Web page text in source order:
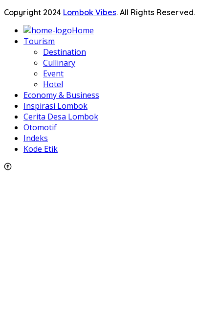
Copyright 2024 Lombok Vibes. All Rights Reserved.
Home
Tourism
Destination
Cullinary
Event
Hotel
Economy & Business
Inspirasi Lombok
Cerita Desa Lombok
Otomotif
Indeks
Kode Etik